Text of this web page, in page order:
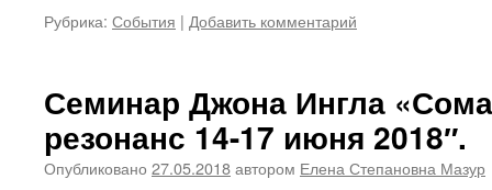
Рубрика: События | Добавить комментарий
Семинар Джона Ингла
резонанс 14-17 июня 2018″.
Опубликовано 27.05.2018автором Елена Степановна Мазур